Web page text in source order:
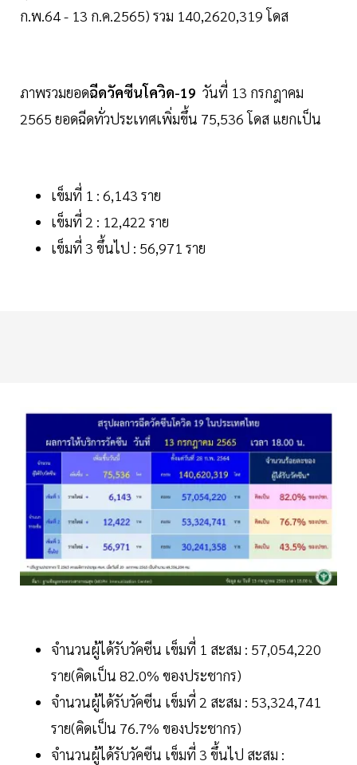
ก.พ.64 - 13 ก.ค.2565) รวม 140,2620,319 โดส
ภาพรวมยอดฉีดวัคซีนโควิด-19 วันที่ 13 กรกฎาคม
2565 ยอดฉีดทั่วประเทศเพิ่มขึ้น 75,536 โดส แยกเป็น
เข็มที่ 1 : 6,143 ราย
เข็มที่ 2 : 12,422 ราย
เข็มที่ 3 ขึ้นไป : 56,971 ราย
จำนวนผู้ได้รับวัคซีน เข็มที่ 1 สะสม : 57,054,220
ราย(คิดเป็น 82.0% ของประชากร)
จำนวนผู้ได้รับวัคซีน เข็มที่ 2 สะสม : 53,324,741
ราย(คิดเป็น 76.7% ของประชากร)
จำนวนผู้ได้รับวัคซีน เข็มที่ 3 ขึ้นไป สะสม :